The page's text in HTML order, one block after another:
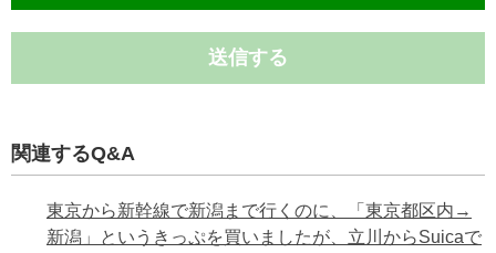
送信する
関連するQ&A
東京から新幹線で新潟まで行くのに、「東京都区内→
新潟」というきっぷを買いましたが、立川からSuicaで